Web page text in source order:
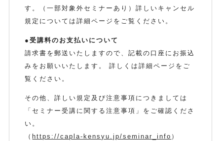
す。（一部対象外セミナーあり）詳しいキャンセル
規定については詳細ページをご覧ください。
●受講料のお支払いについて
請求書を郵送いたしますので、記載の口座にお振込
みをお願いいたします。 詳しくは詳細ページをご
覧ください。
その他、詳しい規定及び注意事項につきましては
「セミナー受講に関する注意事項」をご確認くださ
い。
（ https://capla-kensyu.jp/seminar_info ）